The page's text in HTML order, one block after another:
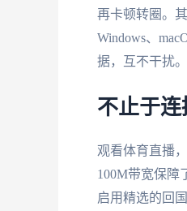
再卡顿转圈。
Windows、
据，互不干扰。
不止于
观看体育直播
100M带宽保
启用精选的回